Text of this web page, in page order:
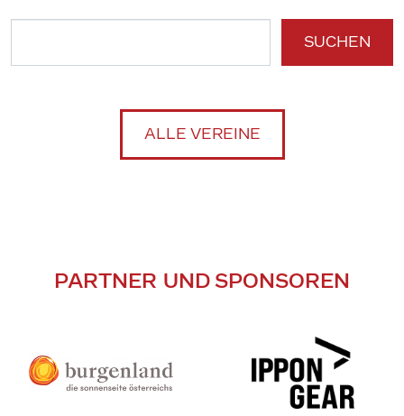
SUCHEN
ALLE VEREINE
PARTNER UND SPONSOREN